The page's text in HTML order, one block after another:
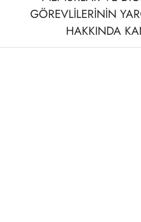
GÖREVLİLERİNİN
HAKKINDA